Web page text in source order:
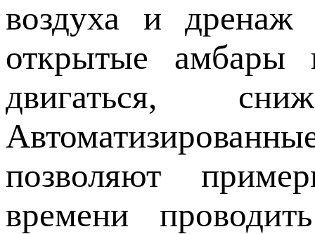
воздуха и дренаж
открытые амбары
двигаться,
позволяют
времени